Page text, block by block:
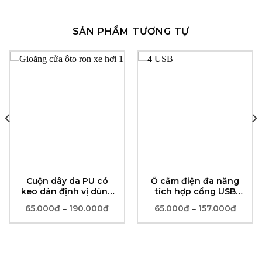
SẢN PHẨM TƯƠNG TỰ
Cuộn dây da PU có
keo dán định vị dùng
cánh cửa phòng..
65.000₫ – 190.000₫Khoảng
từ
Ổ cắm điện đa năng
tích hợp cổng USB
65.000₫ – 157.000₫
từ